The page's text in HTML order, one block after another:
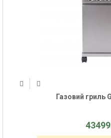
Газовий гриль